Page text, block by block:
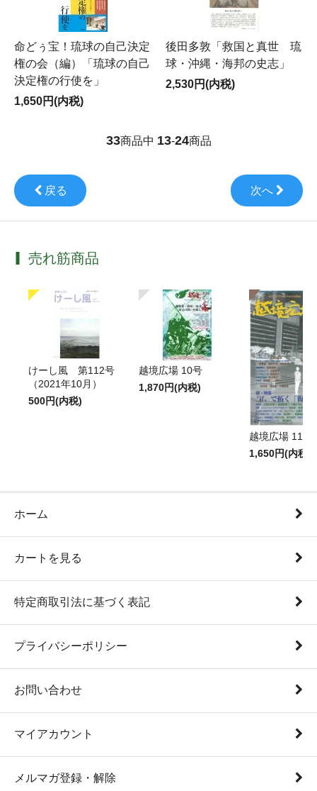
命どぅ宝！琉球の自己決定
権の会（編）「琉球の自己
決定権の行使を」
1,650円(内税)
後田多敦「救国と真世 琉
球・沖縄・海邦の史志」
2,530円(内税)
33商品中 13-24商品
戻る 次へ
売れ筋商品
けーし風 第112号
（2021年10月）
500円(内税)
越境広場 10号
1,870円(内税)
越境広場 11号
1,650円(内税)
ホーム
カートを見る
特定商取引法に基づく表記
プライバシーポリシー
お問い合わせ
マイアカウント
メルマガ登録・解除